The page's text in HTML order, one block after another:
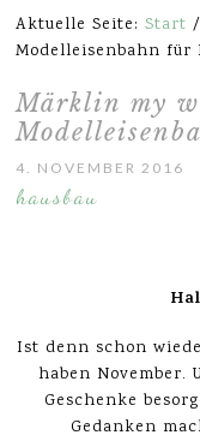
Aktuelle Seite:Start /
Modelleisenbahn für
Märklin my
4. NOVEMBER 2016
hausbau
Ist denn schon
haben November.
Geschenke
Gedanken